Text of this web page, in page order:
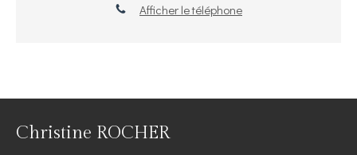
Afficher le téléphone
Christine ROCHER